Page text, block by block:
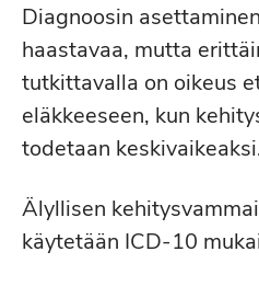
Diagnoosin
haastavaa, mutta
tutkittavalla on oikeus
eläkkeeseen, kun
todetaan
Älyllisen
käytetään ICD-10